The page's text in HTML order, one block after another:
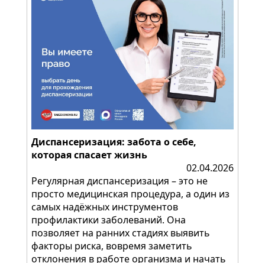
Диспансеризация: забота о себе,
которая спасает жизнь
02.04.2026
Регулярная диспансеризация – это не
просто медицинская процедура, а один из
самых надёжных инструментов
профилактики заболеваний. Она
позволяет на ранних стадиях выявить
факторы риска, вовремя заметить
отклонения в работе организма и начать